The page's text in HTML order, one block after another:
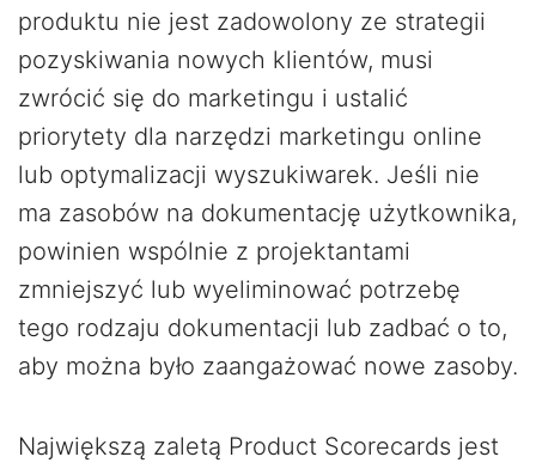
produktu nie jest zadowolony ze strategii
pozyskiwania nowych klientów, musi
zwrócić się do marketingu i ustalić
priorytety dla narzędzi marketingu online
lub optymalizacji wyszukiwarek. Jeśli nie
ma zasobów na dokumentację użytkownika,
powinien wspólnie z projektantami
zmniejszyć lub wyeliminować potrzebę
tego rodzaju dokumentacji lub zadbać o to,
aby można było zaangażować nowe zasoby.
Największą zaletą Product Scorecards jest